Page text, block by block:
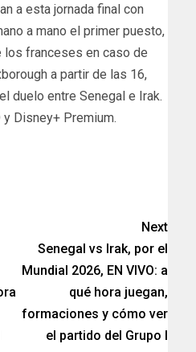
a esta jornada final con
a mano el primer puesto,
los franceses en caso de
a partir de las 16,
duelo entre Senegal e Irak.
y Disney+ Premium.
Next
Senegal vs Irak, por el
Mundial 2026, EN VIVO: a
qué hora juegan,
formaciones y cómo ver
el partido del Grupo I